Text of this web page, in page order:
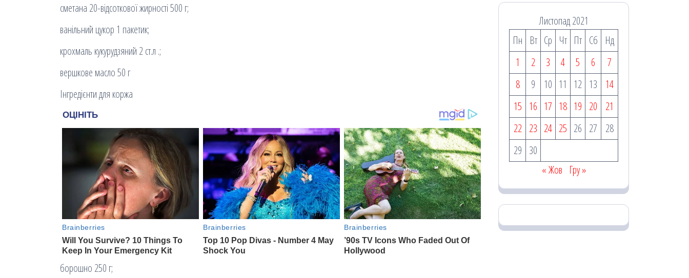
сметана 20-відсоткової жирності 500 г;
ванільний цукор 1 пакетик;
крохмаль кукурудзяний 2 ст.л .;
вершкове масло 50 г
Інгредієнти для коржа
борошно 250 г;
Листопад 2021
Пн
Вт Ср Чт Пт Сб
Нд
1
2 3 4 5 6
7
8
9 10 11 12 13
14
15 16 17 18 19 20
21
22 23 24 25 26 27
28
29 30
« Жов Гру »